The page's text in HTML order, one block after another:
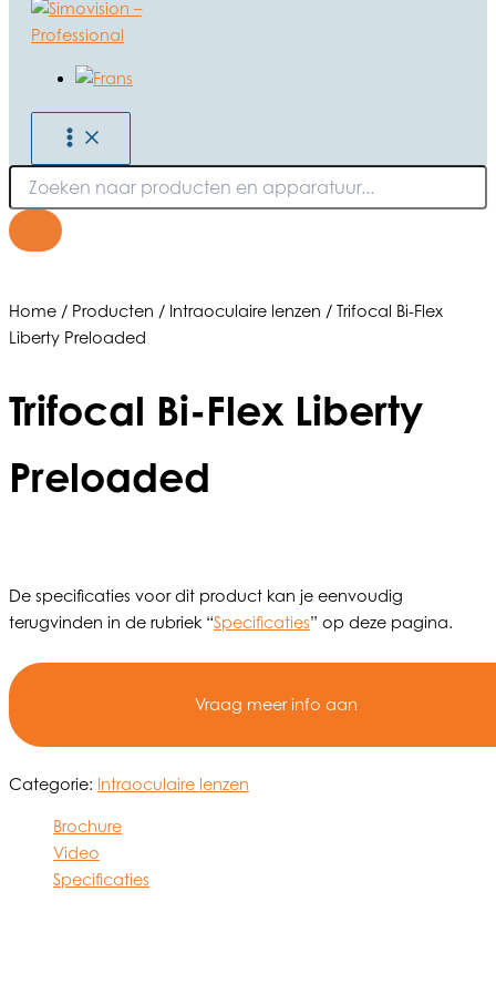
naar
Producten
zoeken
Home / Producten / Intraoculaire lenzen / Trifocal Bi-Flex
Liberty Preloaded
Trifocal Bi-Flex Liberty
Preloaded
De specificaties voor dit product kan je eenvoudig
terugvinden in de rubriek “Specificaties” op deze pagina.
Vraag meer info aan
Categorie: Intraoculaire lenzen
Brochure
Video
Specificaties